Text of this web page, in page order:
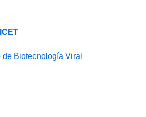
de Biotecnología Viral